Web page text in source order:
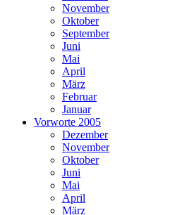
November
Oktober
September
Juni
Mai
April
März
Februar
Januar
Vorworte 2005
Dezember
November
Oktober
Juni
Mai
April
März